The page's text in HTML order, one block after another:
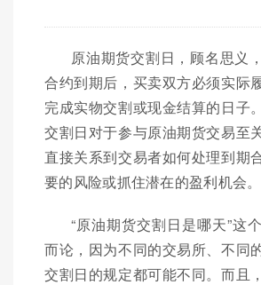
原油期货交割日，顾名思义
合约到期后，买卖双方必须实际
完成实物交割或现金结算的日子
交割日对于参与原油期货交易至
直接关系到交易者如何处理到期
要的风险或抓住潜在的盈利机会。
“原油期货交割日是哪天”这
而论，因为不同的交易所、不同
交割日的规定都可能不同。而且